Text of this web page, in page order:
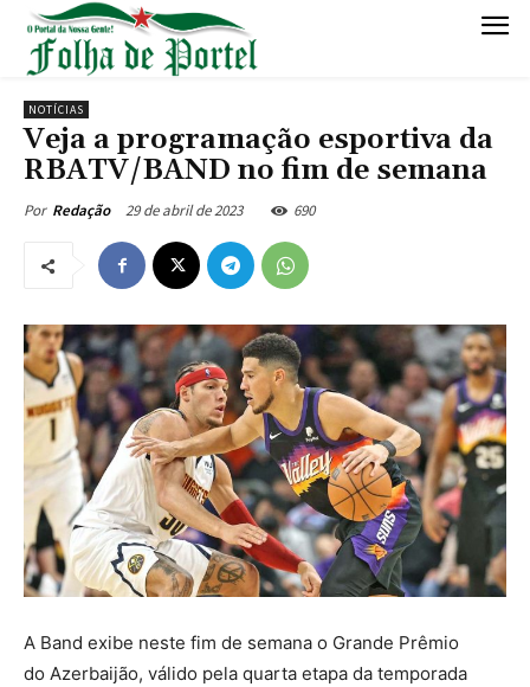
NOTÍCIAS
Veja a programação esportiva da
RBATV/BAND no fim de semana
Por Redação 29 de abril de 2023 690
A Band exibe neste fim de semana o Grande Prêmio
do Azerbaijão, válido pela quarta etapa da temporada